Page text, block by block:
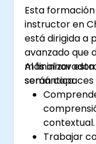
Esta
instructor en
está dirigida a
avanzado que
más
semántica.
Al finalizar
serán capaces
contextual.
Trabajar